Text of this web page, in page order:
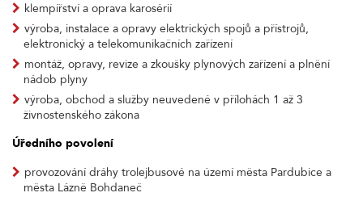
klempířství a oprava karosérií
výroba, instalace a opravy elektrických spojů a přístrojů,
elektronický a telekomunikačních zařízení
montáž, opravy, revize a zkoušky plynových zařízení a plnění
nádob plyny
výroba, obchod a služby neuvedené v přílohách 1 až 3
živnostenského zákona
Úředního povolení
provozování dráhy trolejbusové na území města Pardubice a
města Lázně Bohdaneč